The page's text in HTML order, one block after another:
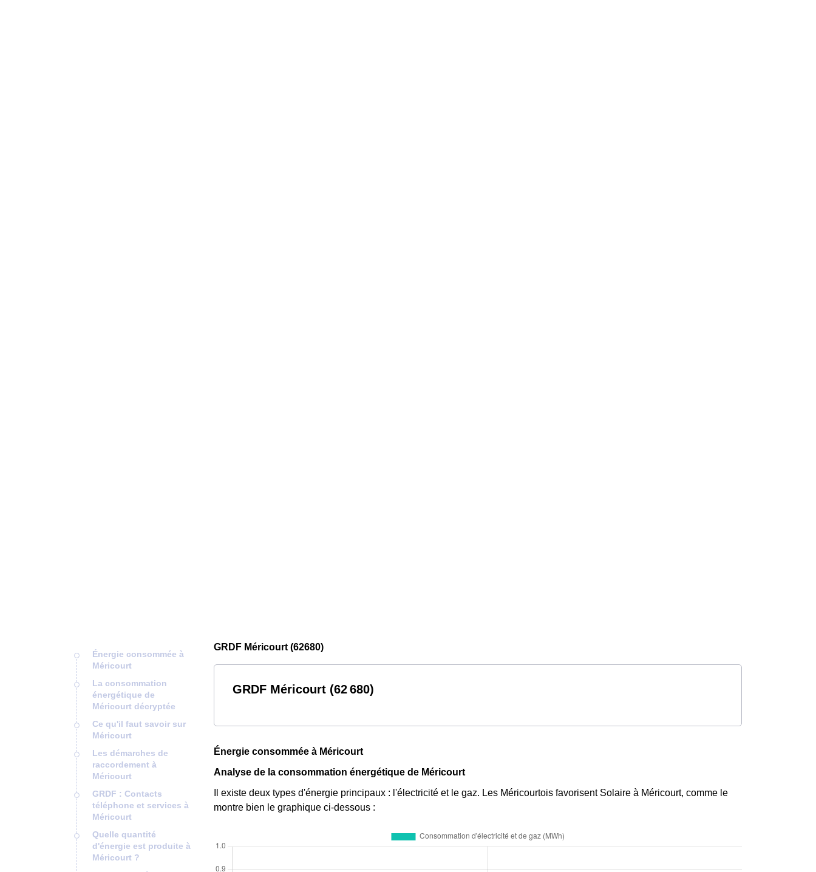
Énergie consommée à
Méricourt
La consommation
énergétique de
Méricourt décryptée
Ce qu'il faut savoir sur
Méricourt
Les démarches de
raccordement à
Méricourt
GRDF : Contacts
téléphone et services à
Méricourt
Quelle quantité
d'énergie est produite à
Méricourt ?
GRDF Méricourt (62680)
GRDF Méricourt (62 680)
Énergie consommée à Méricourt
Analyse de la consommation énergétique de Méricourt
Il existe deux types d'énergie principaux : l'électricité et le gaz. Les Méricourtois favorisent Solaire à Méricourt, comme le
montre bien le graphique ci-dessous :